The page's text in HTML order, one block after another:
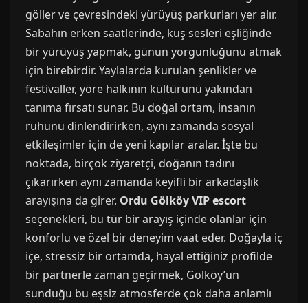
göller ve çevresindeki yürüyüş parkurları yer alır.
Sabahın erken saatlerinde, kuş sesleri eşliğinde
bir yürüyüş yapmak, günün yorgunluğunu atmak
için birebirdir. Yaylalarda kurulan şenlikler ve
festivaller, yöre halkının kültürünü yakından
tanıma fırsatı sunar. Bu doğal ortam, insanın
ruhunu dinlendirirken, aynı zamanda sosyal
etkileşimler için de yeni kapılar aralar. İşte bu
noktada, birçok ziyaretçi, doğanın tadını
çıkarırken aynı zamanda keyifli bir arkadaşlık
arayışına da girer. Ordu Gölköy VIP escort
seçenekleri, bu tür bir arayış içinde olanlar için
konforlu ve özel bir deneyim vaat eder. Doğayla iç
içe, stressiz bir ortamda, hayal ettiğiniz profilde
bir partnerle zaman geçirmek, Gölköy’ün
sunduğu bu eşsiz atmosferde çok daha anlamlı